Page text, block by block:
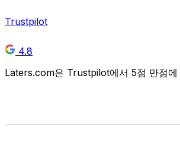
Trustpilot
4.8
Laters.com은 Trustpilot에서 5점 만점